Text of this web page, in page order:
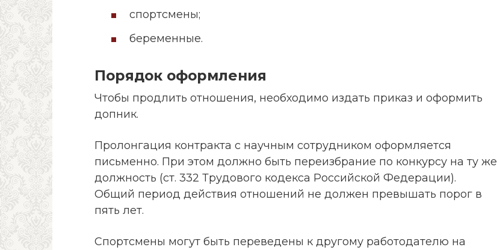
спортсмены;
беременные.
Порядок оформления
Чтобы продлить отношения, необходимо издать приказ и оформить
допник.
Пролонгация контракта с научным сотрудником оформляется
письменно. При этом должно быть переизбрание по конкурсу на ту же
должность (ст. 332 Трудового кодекса Российской Федерации).
Общий период действия отношений не должен превышать порог в
пять лет.
Спортсмены могут быть переведены к другому работодателю на